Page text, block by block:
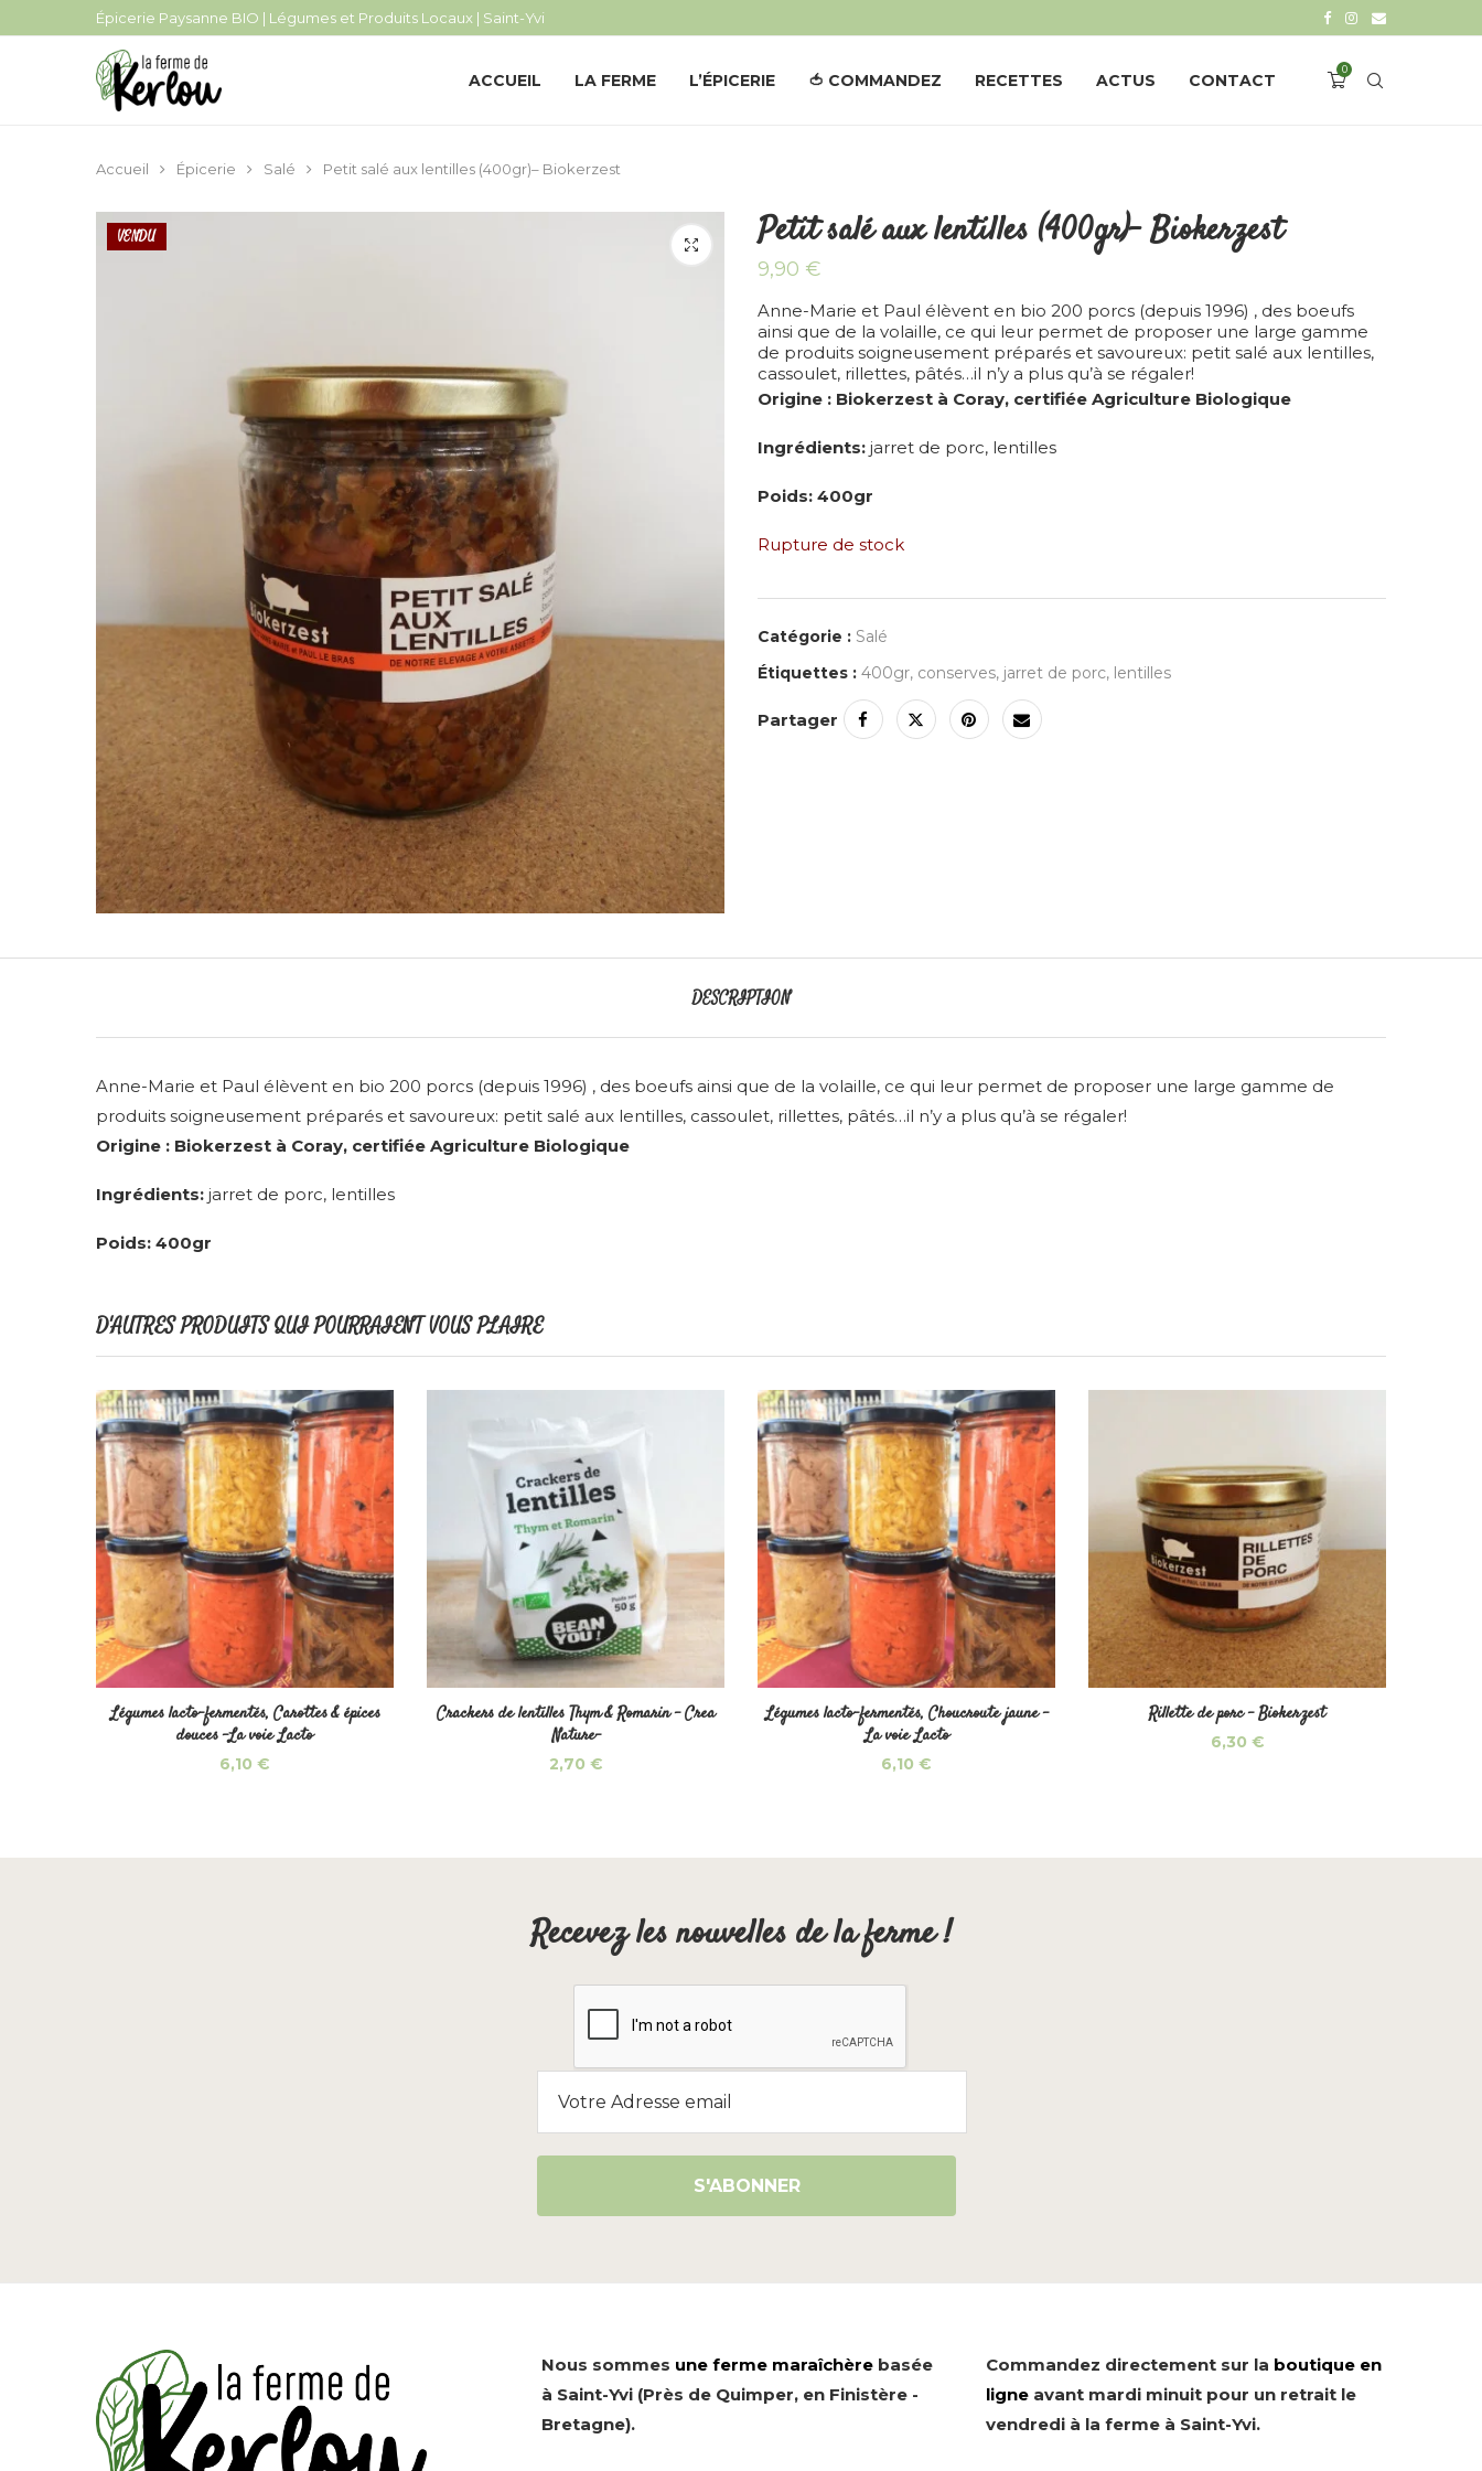
Épicerie Paysanne BIO | Légumes et Produits Locaux | Saint-Yvi
ACCUEIL LA FERME L’ÉPICERIE 🍅 COMMANDEZ RECETTES ACTUS CONTACT
0
Accueil Épicerie Salé Petit salé aux lentilles (400gr)– Biokerzest
VENDU Petit salé aux lentilles (400gr)– Biokerzest
9,90 €
Anne-Marie et Paul élèvent en bio 200 porcs (depuis 1996) , des boeufs
ainsi que de la volaille, ce qui leur permet de proposer une large gamme
de produits soigneusement préparés et savoureux: petit salé aux lentilles,
cassoulet, rillettes, pâtés…il n’y a plus qu’à se régaler!
Origine : Biokerzest à Coray, certifiée Agriculture Biologique
Ingrédients:jarret de porc, lentilles
Poids: 400gr
Rupture de stock
Catégorie : Salé
Étiquettes : 400gr, conserves, jarret de porc, lentilles
Partager
DESCRIPTION
Anne-Marie et Paul élèvent en bio 200 porcs (depuis 1996) , des boeufs ainsi que de la volaille, ce qui leur permet de proposer une large gamme de
produits soigneusement préparés et savoureux: petit salé aux lentilles, cassoulet, rillettes, pâtés…il n’y a plus qu’à se régaler!
Origine : Biokerzest à Coray, certifiée Agriculture Biologique
Ingrédients: jarret de porc, lentilles
Poids: 400gr
D'AUTRES PRODUITS QUI POURRAIENT VOUS PLAIRE
Légumes lacto-fermentés, Carottes & épices
douces -La voie Lacto
6,10 €
Crackers de lentilles Thym & Romarin – Crea
Nature-
2,70 €
Légumes lacto-fermentés, Choucroute jaune -
La voie Lacto
6,10 €
Rillette de porc – Biokerzest
6,30 €
Recevez les nouvelles de la ferme !
Nous sommes une ferme maraîchèrebasée
à Saint-Yvi (Près de Quimper, en Finistère -
Bretagne).
Commandez directement sur la boutique en
ligne avant mardi minuit pour un retrait le
vendredi à la ferme à Saint-Yvi.